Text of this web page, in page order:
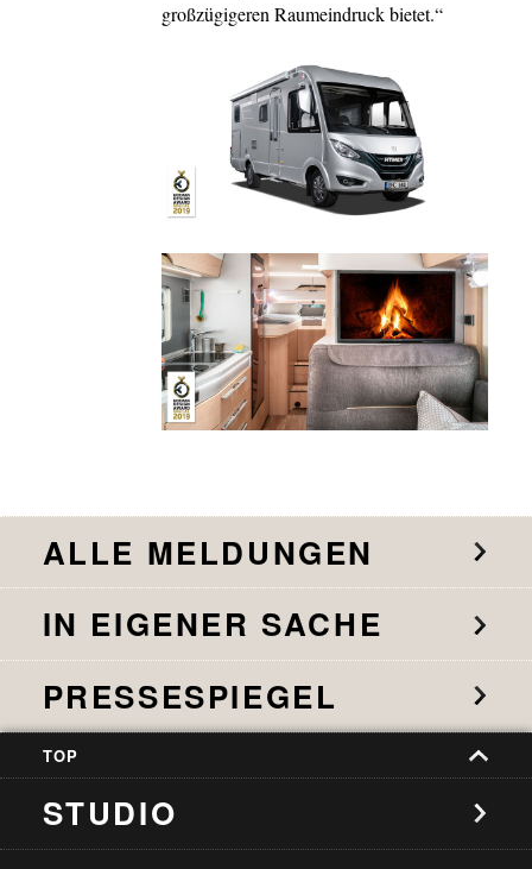
großzügigeren Raumeindruck bietet.“
ALLE MELDUNGEN
IN EIGENER SACHE
PRESSESPIEGEL
TOP
STUDIO